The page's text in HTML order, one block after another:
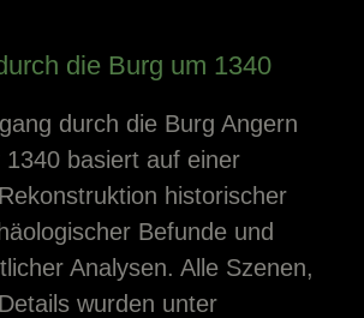
die Burg um 1340
durch die Burg Angern
basiert auf einer
historischer
Befunde und
Analysen. Alle Szenen,
wurden unter